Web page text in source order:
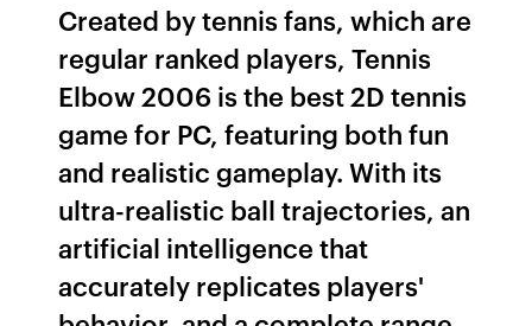
Created by tennis fans, which are
regular ranked players, Tennis
Elbow 2006 is the best 2D tennis
game for PC, featuring both fun
and realistic gameplay. With its
ultra-realistic ball trajectories, an
artificial intelligence that
accurately replicates players'